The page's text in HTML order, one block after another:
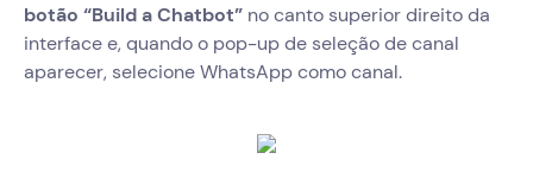
botão “Build a Chatbot” no canto superior direito da
interface e, quando o pop-up de seleção de canal
aparecer, selecione WhatsApp como canal.